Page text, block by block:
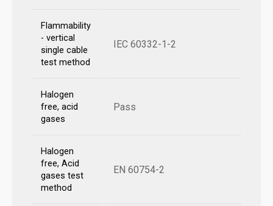
Flammability
- vertical
single cable
test method
IEC 60332-1-2
Halogen
free, acid
gases
Pass
Halogen
free, Acid
gases test
method
EN 60754-2